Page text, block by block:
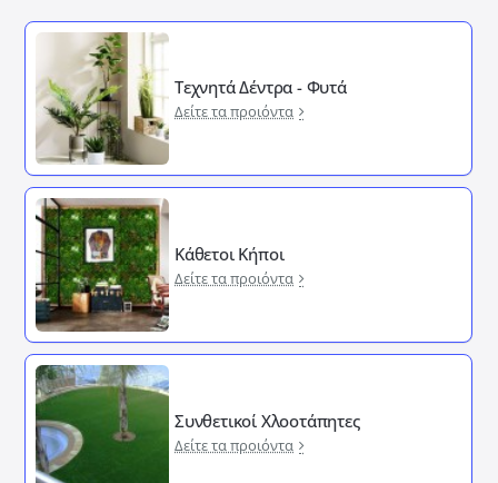
Τεχνητά Δέντρα - Φυτά
Δείτε τα προιόντα
Κάθετοι Κήποι
Δείτε τα προιόντα
Συνθετικοί Χλοοτάπητες
Δείτε τα προιόντα